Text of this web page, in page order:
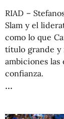
RIAD –
Slam y el
como lo que
título grande y
ambiciones las
confianza.